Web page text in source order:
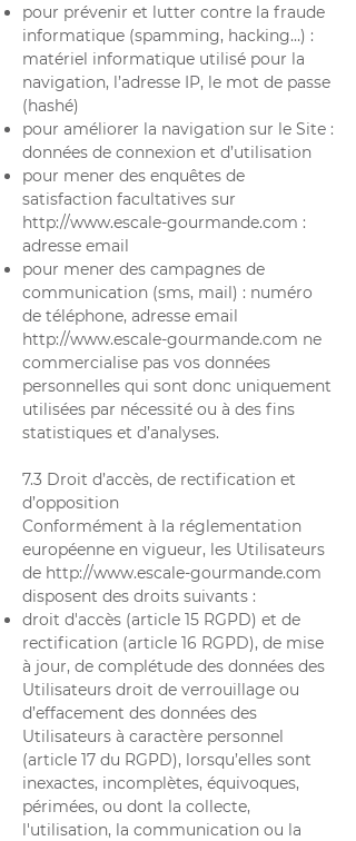
pour prévenir et lutter contre la fraude
informatique (spamming, hacking…) :
matériel informatique utilisé pour la
navigation, l’adresse IP, le mot de passe
(hashé)
pour améliorer la navigation sur le Site :
données de connexion et d’utilisation
pour mener des enquêtes de
satisfaction facultatives sur
http://www.escale-gourmande.com :
adresse email
pour mener des campagnes de
communication (sms, mail) : numéro
de téléphone, adresse email
http://www.escale-gourmande.com ne
commercialise pas vos données
personnelles qui sont donc uniquement
utilisées par nécessité ou à des fins
statistiques et d’analyses.
7.3 Droit d’accès, de rectification et
d’opposition
Conformément à la réglementation
européenne en vigueur, les Utilisateurs
de http://www.escale-gourmande.com
disposent des droits suivants :
droit d'accès (article 15 RGPD) et de
rectification (article 16 RGPD), de mise
à jour, de complétude des données des
Utilisateurs droit de verrouillage ou
d’effacement des données des
Utilisateurs à caractère personnel
(article 17 du RGPD), lorsqu’elles sont
inexactes, incomplètes, équivoques,
périmées, ou dont la collecte,
l'utilisation, la communication ou la